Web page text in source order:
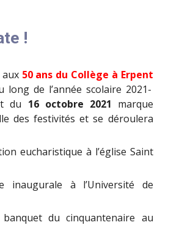
!
50 ans du Collège à Erpent
long de l’année scolaire 2021-
du 16 octobre 2021 marque
des festivités et se déroulera
eucharistique à l’église Saint
inaugurale à l’Université de
du cinquantenaire au